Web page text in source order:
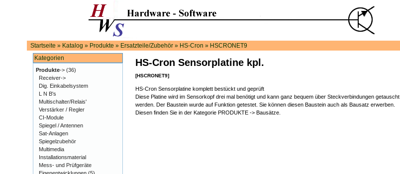
Startseite » Katalog » Produkte » Ersatzteile/Zubehör» HS-Cron » HSCRONET9
HS-Cron Sensorplatine kpl.
[HSCRONET9]
HS-Cron Sensorplatine komplett bestückt und geprüft
Diese Platine wird im Sensorkopf drei mal benötigt und kann ganz bequem über Steckverbindungen getauscht
werden. Der Baustein wurde auf Funktion getestet. Sie können diesen Baustein auch als Bausatz erwerben.
Diesen finden Sie in der Kategorie PRODUKTE -> Bausätze.
Kategorien
Produkte-> (36)
Receiver->
Dig. Einkabelsystem
L N B's
Multischalter/Relais'
Verstärker / Regler
CI-Module
Spiegel / Antennen
Sat-Anlagen
Spiegelzubehör
Multimedia
Installationsmaterial
Mess- und Prüfgeräte